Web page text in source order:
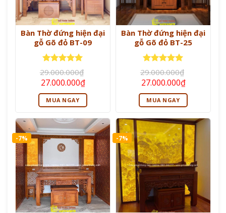
Bàn Thờ đứng hiện đại
gỗ Gõ đỏ BT-09
Được xếp
hạng55
sao
29.000.000₫
Giá
gốc
là:
29.000.000₫.
27.000.000₫Giá
hiện
tại
là:
27.000.000₫.
MUA NGAY
Bàn Thờ đứng hiện đại
gỗ Gõ đỏ BT-25
Được xếp
hạng55
sao
29.000.000₫
Giá
gốc
là:
29.000.000₫.
27.000.000₫Giá
hiện
tại
là:
MUA NGAY
-7% -7%